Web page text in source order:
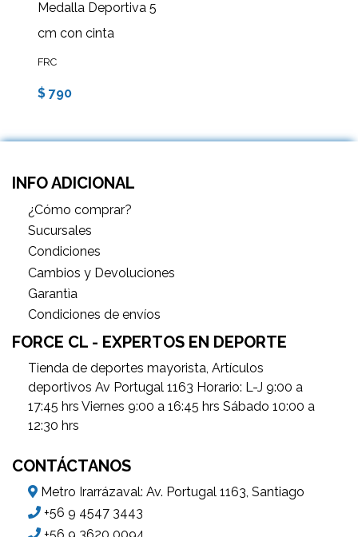
Medalla Deportiva 5
cm con cinta
FRC
$ 790
INFO ADICIONAL
¿Cómo comprar?
Sucursales
Condiciones
Cambios y Devoluciones
Garantìa
Condiciones de envíos
FORCE CL - EXPERTOS EN DEPORTE
Tienda de deportes mayorista, Artículos
deportivos Av Portugal 1163 Horario: L-J 9:00 a
17:45 hrs Viernes 9:00 a 16:45 hrs Sábado 10:00 a
12:30 hrs
CONTÁCTANOS
Metro Irarrázaval: Av. Portugal 1163, Santiago
+56 9 4547 3443
+56 9 3620 0094